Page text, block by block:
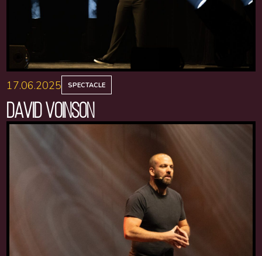
17.06.2025 SPECTACLE
DAVID VOINSON